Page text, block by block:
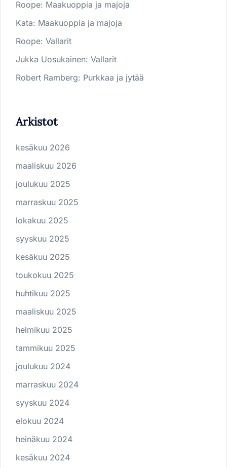
Roope: Maakuoppia ja majoja
Kata: Maakuoppia ja majoja
Roope: Vallarit
Jukka Uosukainen: Vallarit
Robert Ramberg: Purkkaa ja jytää
Arkistot
kesäkuu 2026
maaliskuu 2026
joulukuu 2025
marraskuu 2025
lokakuu 2025
syyskuu 2025
kesäkuu 2025
toukokuu 2025
huhtikuu 2025
maaliskuu 2025
helmikuu 2025
tammikuu 2025
joulukuu 2024
marraskuu 2024
syyskuu 2024
elokuu 2024
heinäkuu 2024
kesäkuu 2024